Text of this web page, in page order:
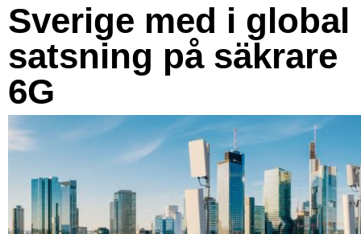
Sverige med i global
satsning på säkrare
6G